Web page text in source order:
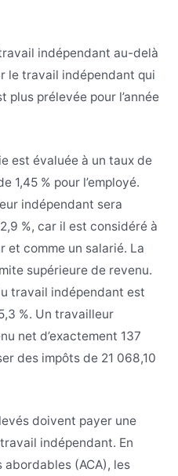
indépendant au-delà
le travail indépendant qui
plus prélevée pour l’année
est évaluée à un taux de
1,45 % pour l’employé.
indépendant sera
%, car il est considéré à
et comme un salarié. La
supérieure de revenu.
travail indépendant est
%. Un travailleur
net d’exactement 137
des impôts de 21 068,10
doivent payer une
indépendant. En
abordables (ACA), les